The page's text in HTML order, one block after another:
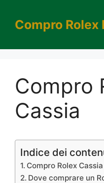
contenuto
Compro Rolex
Compro
Cassia
Indice dei
Compro Rolex Cassia
Dove comprare un